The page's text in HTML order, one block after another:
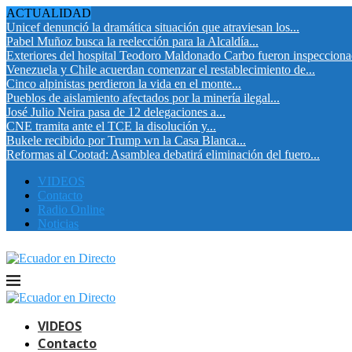
ACTUALIDAD
Unicef denunció la dramática situación que atraviesan los...
Pabel Muñoz busca la reelección para la Alcaldía...
Exteriores del hospital Teodoro Maldonado Carbo fueron
Venezuela y Chile acuerdan comenzar el restablecimiento de...
Cinco alpinistas perdieron la vida en el monte...
Pueblos de aislamiento afectados por la minería ilegal...
José Julio Neira pasa de 12 delegaciones a...
CNE tramita ante el TCE la disolución y...
Bukele recibido por Trump wn la Casa Blanca...
Reformas al Cootad: Asamblea debatirá eliminación del fuero...
VIDEOS
Contacto
Radio Online
Noticias
VIDEOS
Contacto